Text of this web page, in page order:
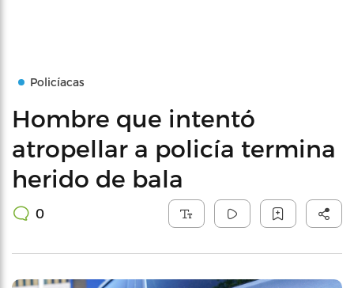
Policíacas
Hombre que intentó
atropellar a policía termina
herido de bala
0